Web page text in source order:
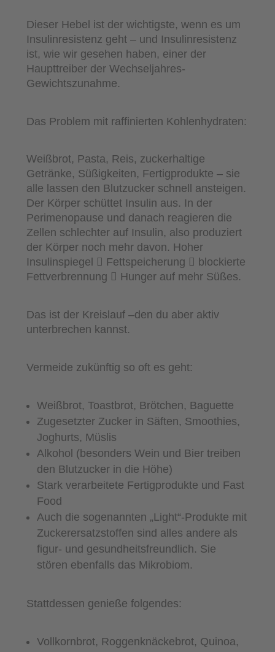
Dieser Hebel ist der wichtigste, wenn es um
Insulinresistenz geht – und Insulinresistenz
ist, wie wir gesehen haben, einer der
Haupttreiber der Wechseljahres-
Gewichtszunahme.
Das Problem mit raffinierten Kohlenhydraten:
Weißbrot, Pasta, Reis, zuckerhaltige
Getränke, Süßigkeiten, Fertigprodukte – sie
alle lassen den Blutzucker schnell ansteigen.
Der Körper schüttet Insulin aus. In der
Perimenopause und danach reagieren die
Zellen schlechter auf Insulin, also produziert
der Körper noch mehr davon. Hoher
Insulinspiegel  Fettspeicherung  blockierte
Fettverbrennung  Hunger auf mehr Süßes.
Das ist der Kreislauf –den du aber aktiv
unterbrechen kannst.
Vermeide zukünftig so oft es geht:
Weißbrot, Toastbrot, Brötchen, Baguette
Zugesetzter Zucker in Säften, Smoothies,
Joghurts, Müslis
Alkohol (besonders Wein und Bier treiben
den Blutzucker in die Höhe)
Stark verarbeitete Fertigprodukte und Fast
Food
Auch die sogenannten „Light“-Produkte mit
Zuckerersatzstoffen sind alles andere als
figur- und gesundheitsfreundlich. Sie
stören ebenfalls das Mikrobiom.
Stattdessen genieße folgendes:
Vollkornbrot, Roggenknäckebrot, Quinoa,